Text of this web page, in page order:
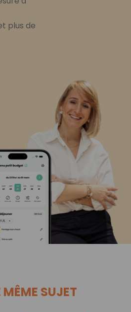
plus de
MÊME SUJET